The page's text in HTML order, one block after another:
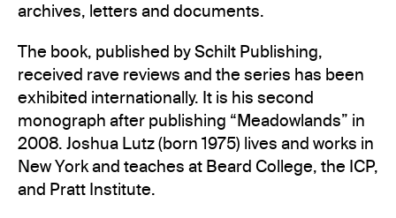
archives, letters and documents.
The book, published by Schilt Publishing,
received rave reviews and the series has been
exhibited internationally. It is his second
monograph after publishing “Meadowlands” in
2008. Joshua Lutz (born 1975) lives and works in
New York and teaches at Beard College, the ICP,
and Pratt Institute.